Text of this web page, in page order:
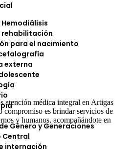
rehabilitación
para el nacimiento
externa
Género y Generaciones
Central
internación
atención médica integral en Artigas
es brindar servicios de
y humanos, acompañándote en